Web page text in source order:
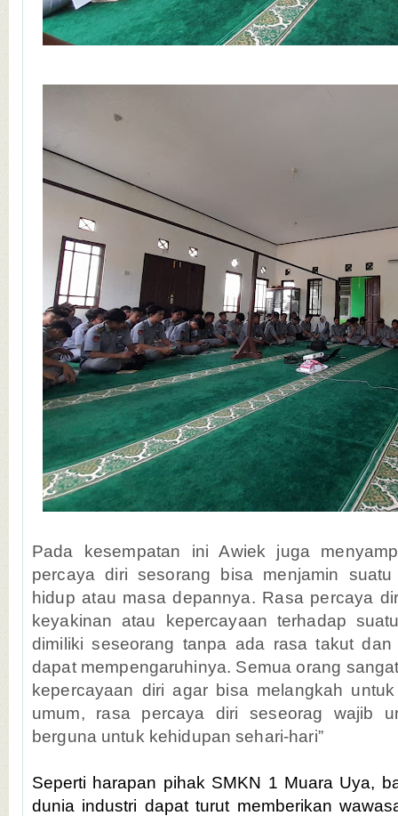
Pada kesempatan ini Awiek juga
percaya diri sesorang bisa menjamin
hidup atau masa depannya. Rasa percaya
keyakinan atau kepercayaan terhadap
dimiliki seseorang tanpa ada rasa takut
dapat mempengaruhinya. Semua orang
kepercayaan diri agar bisa melangkah
umum, rasa percaya diri seseorag wajib
berguna untuk kehidupan sehari-hari”
Seperti harapan pihak SMKN 1 Muara Uya,
dunia industri dapat turut memberikan